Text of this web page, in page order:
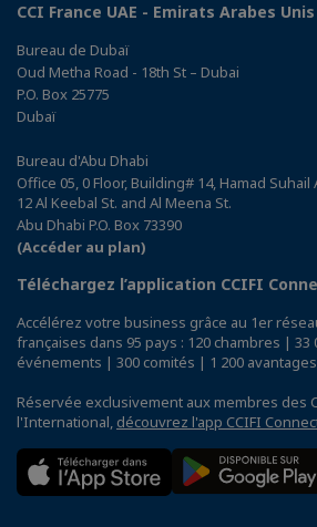
CCI France UAE - Emirats Arabes Unis
Bureau de Dubaï
Oud Metha Road - 18th St – Dubai
P.O. Box 25775
Dubaï
Bureau d'Abu Dhabi
Office 05, 0 Floor, Building# 14, Hamad
12 Al Keebal St. and Al Meena St.
Abu Dhabi P.O. Box 73390
(Accéder au plan)
Téléchargez l’application CCIFI
Accélérez votre business grâce au 1er
françaises dans 95 pays : 120 chambres |
événements | 300 comités | 1 200
Réservée exclusivement aux membres des
l'International, découvrez l'app CCIFI